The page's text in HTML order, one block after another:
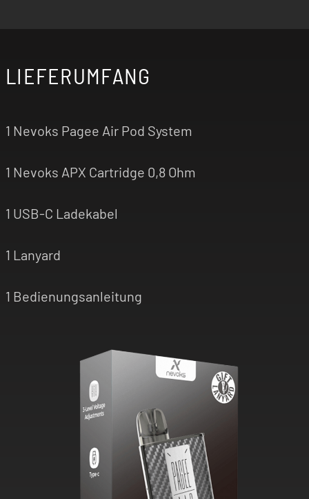
LIEFERUMFANG
1 Nevoks Pagee Air Pod System
1 Nevoks APX Cartridge 0,8 Ohm
1 USB-C Ladekabel
1 Lanyard
1 Bedienungsanleitung